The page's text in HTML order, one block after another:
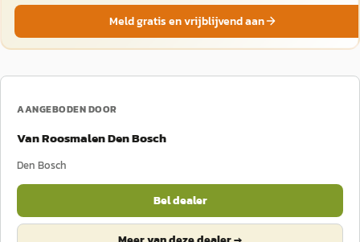
Meld gratis en vrijblijvend aan
AANGEBODEN DOOR
Van Roosmalen Den Bosch
Den Bosch
Bel dealer